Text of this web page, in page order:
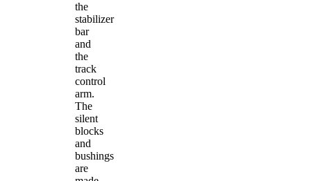
the
stabilizer
bar
and
the
track
control
arm.
The
silent
blocks
and
bushings
are